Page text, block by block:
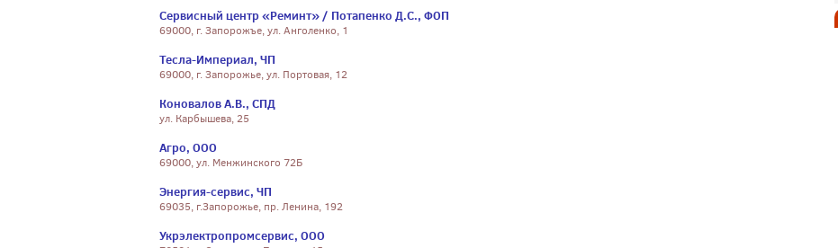
Сервисный центр «Реминт» / Потапенко Д.С., ФОП
69000, г. Запорожъе, ул. Анголенко, 1
Тесла-Империал, ЧП
69000, г. Запорожье, ул. Портовая, 12
Коновалов А.В., СПД
ул. Карбышева, 25
Агро, ООО
69000, ул. Менжинского 72Б
Энергия-сервис, ЧП
69035, г.Запорожье, пр. Ленина, 192
Укрэлектропромсервис, ООО